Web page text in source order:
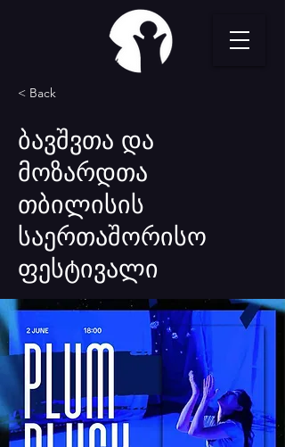
< Back
ბავშვთა და
მოზარდთა
თბილისის
საერთაშორისო
ფესტივალი